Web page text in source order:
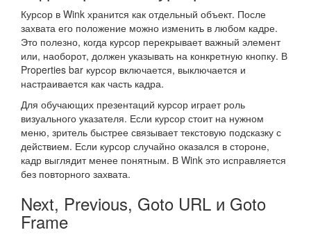
Курсор в Wink хранится как отдельный объект. После
захвата его положение можно изменить в любом кадре.
Это полезно, когда курсор перекрывает важный элемент
или, наоборот, должен указывать на конкретную кнопку. В
Properties bar курсор включается, выключается и
настраивается как часть кадра.
Для обучающих презентаций курсор играет роль
визуального указателя. Если курсор стоит на нужном
меню, зритель быстрее связывает текстовую подсказку с
действием. Если курсор случайно оказался в стороне,
кадр выглядит менее понятным. В Wink это исправляется
без повторного захвата.
Next, Previous, Goto URL и Goto
Frame